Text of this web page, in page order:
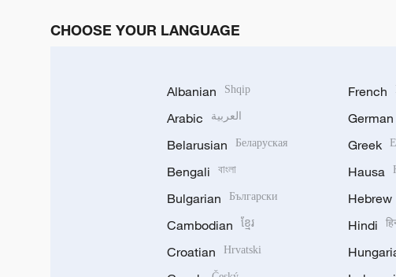
CHOOSE YOUR LANGUAGE
Albanian Shqip
Arabic العربية
Belarusian Беларуская
Bengali বাংলা
Bulgarian Български
Cambodian ខ្មែរ
Croatian Hrvatski
French
German
Greek
Hausa
Hebrew
Hindi